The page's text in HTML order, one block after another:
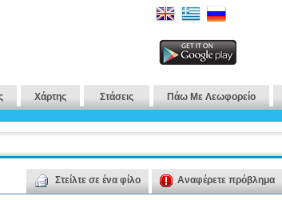
Χάρτης Στάσεις Πάω Με Λεωφορείο
Στείλτε σε ένα φίλο Αναφέρετε πρόβλημα